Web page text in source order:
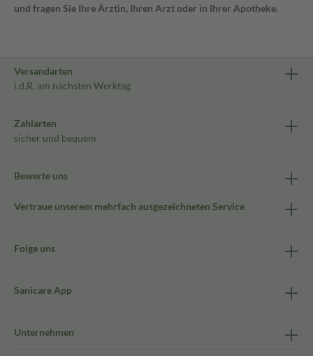
und fragen Sie Ihre Ärztin, Ihren Arzt oder in Ihrer Apotheke.
Versandarten
i.d.R. am nächsten Werktag
Zahlarten
sicher und bequem
Bewerte uns
Vertraue unserem mehrfach ausgezeichneten Service
Folge uns
Sanicare App
Unternehmen